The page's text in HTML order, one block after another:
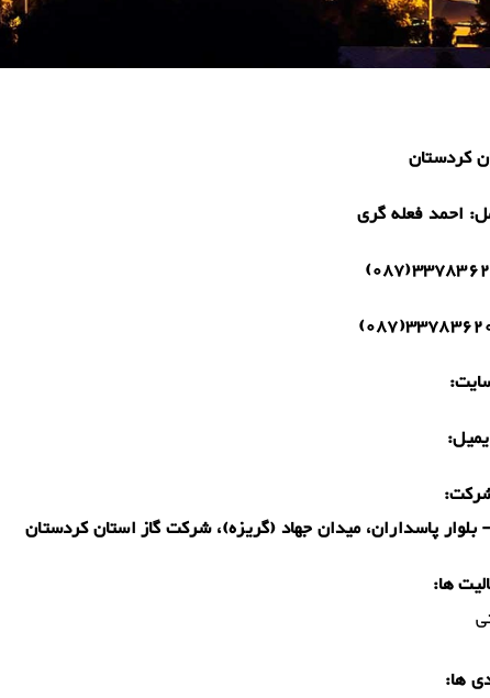
کردستان
احمد فعله گری
پاسداران، میدان جهاد (گریزه)، شرکت گاز استان کردستان
ها:
ها: